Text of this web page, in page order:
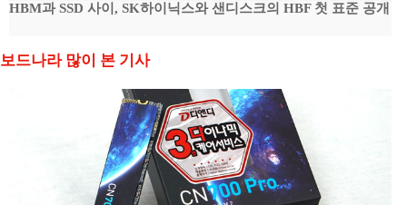
HBM과 SSD 사이, SK하이닉스와 샌디스크의 HBF 첫 표준 공개
보드나라 많이 본 기사